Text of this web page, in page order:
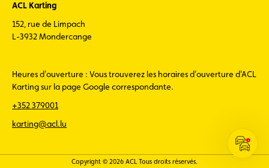
ACL Karting
152, rue de Limpach
L-3932 Mondercange
Heures d'ouverture : Vous trouverez les horaires d'ouverture d'ACL
Karting sur la page Google correspondante.
+352 379001
karting@acl.lu
Copyright © 2026 ACL Tous droits réservés.
Ouvrir